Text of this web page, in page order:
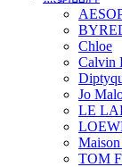
Chloe
Calvin
Jo
LE
TOM